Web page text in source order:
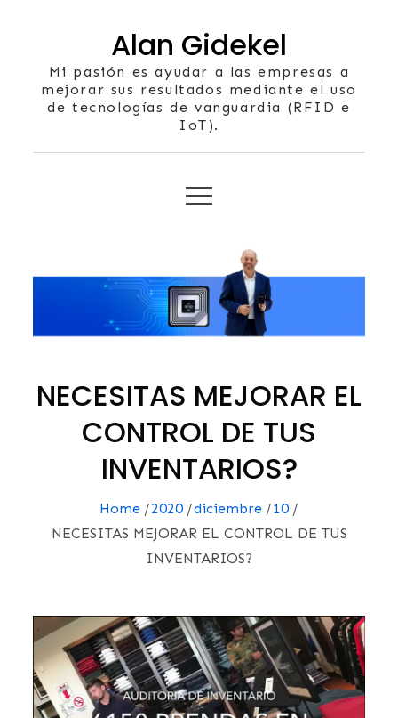
Alan Gidekel
Mi pasión es ayudar a las empresas a
mejorar sus resultados mediante el uso
de tecnologías de vanguardia (RFID e
IoT).
NECESITAS MEJORAR EL
CONTROL DE TUS
INVENTARIOS?
Home 2020 diciembre
10
NECESITAS MEJORAR EL CONTROL DE TUS
INVENTARIOS?